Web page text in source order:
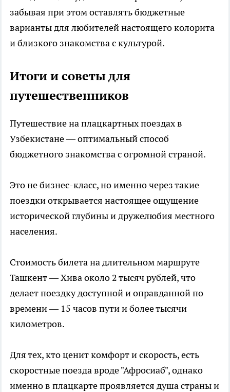
забывая при этом оставлять бюджетные
варианты для любителей настоящего колорита
и близкого знакомства с культурой.
Итоги и советы для
путешественников
Путешествие на плацкартных поездах в
Узбекистане — оптимальный способ
бюджетного знакомства с огромной страной.
Это не бизнес-класс, но именно через такие
поездки открывается настоящее ощущение
исторической глубины и дружелюбия местного
населения.
Стоимость билета на длительном маршруте
Ташкент — Хива около 2 тысяч рублей, что
делает поездку доступной и оправданной по
времени — 15 часов пути и более тысячи
километров.
Для тех, кто ценит комфорт и скорость, есть
скоростные поезда вроде "Афросиаб", однако
именно в плацкарте проявляется душа страны и